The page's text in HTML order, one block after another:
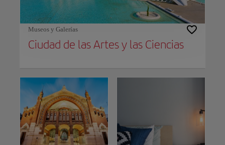
Museos y Galerías
Ciudad de las Artes y las Ciencias